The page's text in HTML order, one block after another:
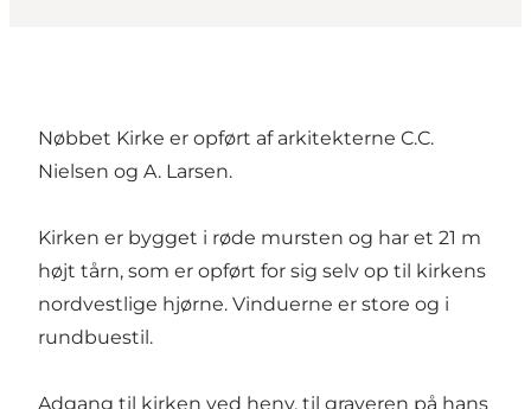
Nøbbet Kirke er opført af arkitekterne C.C.
Nielsen og A. Larsen.
Kirken er bygget i røde mursten og har et 21 m
højt tårn, som er opført for sig selv op til kirkens
nordvestlige hjørne. Vinduerne er store og i
rundbuestil.
Adgang til kirken ved henv. til graveren på hans